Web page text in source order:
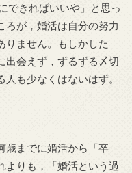
できればいいや」と思っ
ろが，婚活は自分の努力
りません。もしかした
出会えず，ずるずる〆切
も少なくはないはず。
歳までに婚活から「卒
よりも，「婚活という過